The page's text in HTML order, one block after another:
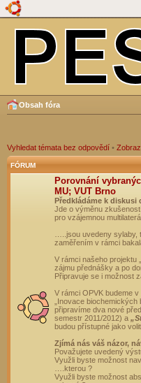
Obsah fóra
Vyhledat témata bez odpovědí •
FÓRUM
Porovnání
MU; VUT Brno
Předkládáme k
Jde o výměnu
pro vzájemnou
…..jsou uvedeny
zaměřením v rámci
V rámci našeho projektu
zájmu přednášky a po
Připravuje se i možnost
V rámci OPVK budeme
„Inovace
připravíme dva nové
semestr 2011/2012) a
budou přístupné jako
Zjímá nás váš názor,
Považujete uvedený
Využli byste možnost
….kterou ?
Využli byste možnost